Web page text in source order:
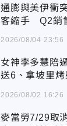
通膨與美伊衝
客縮手 Q2銷
2026/08/04 23:56
女神李多慧陪
送6、拿坡里
2026/08/02 16:26
麥當勞7/29取